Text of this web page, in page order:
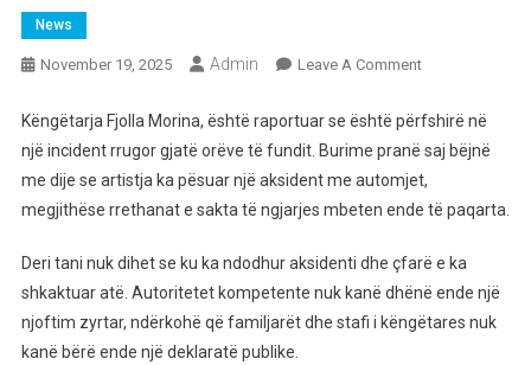
News
November 19, 2025 Admin Leave A CommentOn
Aksidentohet
Fjolla
Morina,
Dalin
Nga
Vendngjarja
Këngëtarja Fjolla Morina, është raportuar se është përfshirë në
një incident rrugor gjatë orëve të fundit. Burime pranë saj bëjnë
me dije se artistja ka pësuar një aksident me automjet,
megjithëse rrethanat e sakta të ngjarjes mbeten ende të paqarta.
Deri tani nuk dihet se ku ka ndodhur aksidenti dhe çfarë e ka
shkaktuar atë. Autoritetet kompetente nuk kanë dhënë ende një
njoftim zyrtar, ndërkohë që familjarët dhe stafi i këngëtares nuk
kanë bërë ende një deklaratë publike.